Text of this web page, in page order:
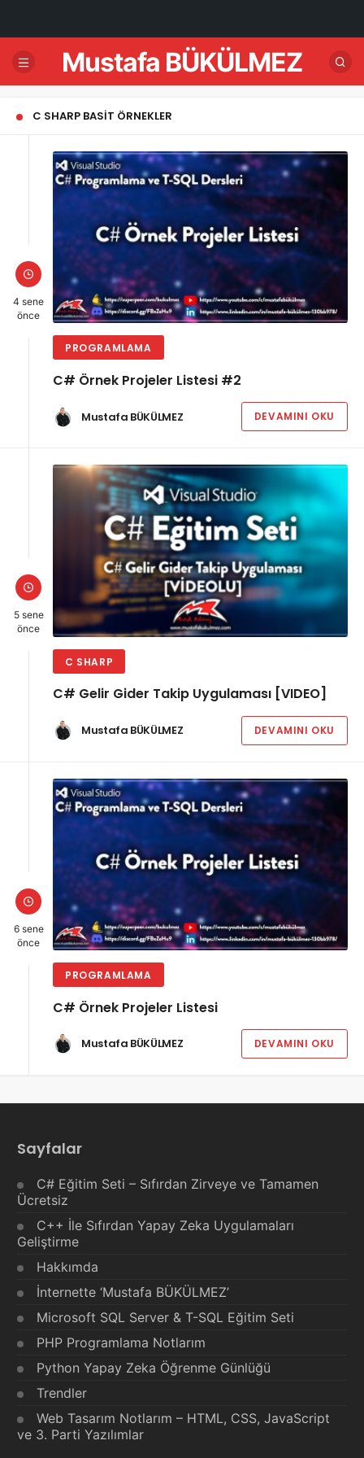
Mustafa BÜKÜLMEZ
C SHARP BASIT ÖRNEKLER
4 sene
önce
PROGRAMLAMA
C# Örnek Projeler Listesi #2
Mustafa BÜKÜLMEZ DEVAMINI OKU
5 sene
önce
C SHARP
C# Gelir Gider Takip Uygulaması [VIDEO]
Mustafa BÜKÜLMEZ DEVAMINI OKU
6 sene
önce
PROGRAMLAMA
C# Örnek Projeler Listesi
Mustafa BÜKÜLMEZ DEVAMINI OKU
Sayfalar
C# Eğitim Seti – Sıfırdan Zirveye ve Tamamen
Ücretsiz
C++ İle Sıfırdan Yapay Zeka Uygulamaları
Geliştirme
Hakkımda
İnternette ‘Mustafa BÜKÜLMEZ’
Microsoft SQL Server & T-SQL Eğitim Seti
PHP Programlama Notlarım
Python Yapay Zeka Öğrenme Günlüğü
Trendler
Web Tasarım Notlarım – HTML, CSS, JavaScript
ve 3. Parti Yazılımlar